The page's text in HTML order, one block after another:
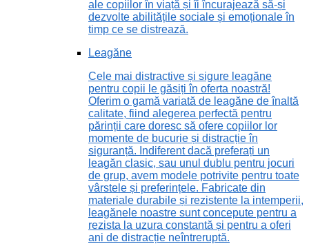
ale copiilor în viață și îi încurajează să-și
dezvolte abilitățile sociale și emoționale în
timp ce se distrează.
Leagăne
Cele mai distractive și sigure leagăne
pentru copii le găsiți în oferta noastră!
Oferim o gamă variată de leagăne de înaltă
calitate, fiind alegerea perfectă pentru
părinții care doresc să ofere copiilor lor
momente de bucurie și distracție în
siguranță. Indiferent dacă preferați un
leagăn clasic, sau unul dublu pentru jocuri
de grup, avem modele potrivite pentru toate
vârstele și preferințele. Fabricate din
materiale durabile și rezistente la intemperii,
leagănele noastre sunt concepute pentru a
rezista la uzura constantă și pentru a oferi
ani de distracție neîntreruptă.